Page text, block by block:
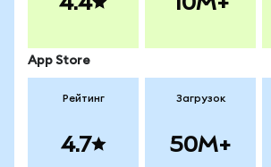
App Store
Рейтинг
4.7
Загрузок
50M+